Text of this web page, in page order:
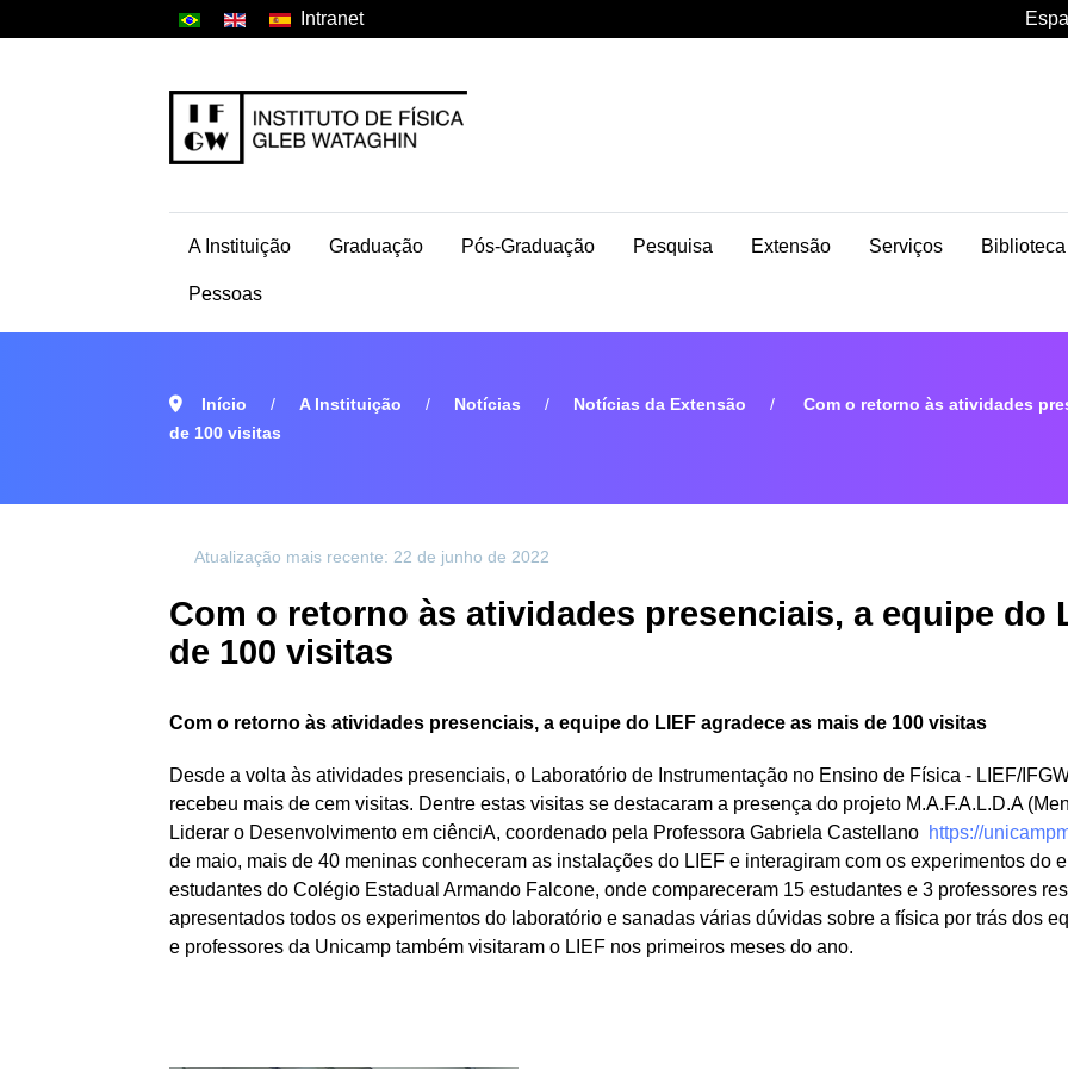
Intranet
A Instituição Graduação Pós-Graduação Pesquisa Extensão Serviços Biblioteca
Pessoas
Início A Instituição Notícias Notícias da Extensão
Com o retorno às atividades
de 100 visitas
Atualização mais recente: 22 de junho de 2022
Com o retorno às atividades presenciais, a equipe do
de 100 visitas
Com o retorno às atividades presenciais, a equipe do LIEF agradece as mais de 100 visitas
Desde a volta às atividades presenciais, o Laboratório de Instrumentação no Ensino de Física - LIEF/
recebeu mais de cem visitas. Dentre estas visitas se destacaram a presença do projeto M.A.F.A.L.D.A
Liderar o Desenvolvimento em ciênciA, coordenado pela Professora Gabriela Castellano https://
de maio, mais de 40 meninas conheceram as instalações do LIEF e interagiram com os experimentos do
estudantes do Colégio Estadual Armando Falcone, onde compareceram 15 estudantes e 3 professores
apresentados todos os experimentos do laboratório e sanadas várias dúvidas sobre a física por trás dos
e professores da Unicamp também visitaram o LIEF nos primeiros meses do ano.